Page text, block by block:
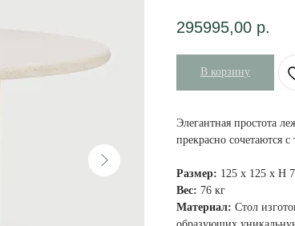
295995,00 р.
В корзину
Элегантная простота
прекрасно сочетаются
Размер: 125 х 125 х Н
Вес: 76 кг
Материал: Стол